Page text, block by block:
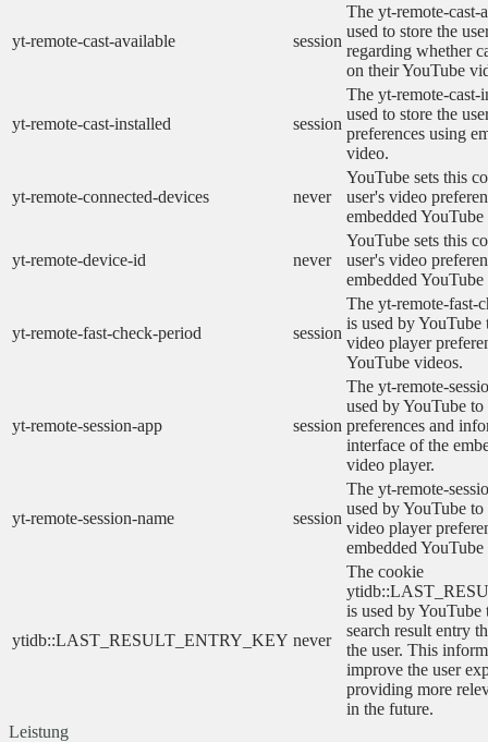
yt-remote-cast-available session
The yt-remote-cast-
used to store the
regarding whether
on their YouTube
yt-remote-cast-installed session
The yt-remote-cast-
used to store the
preferences using
video.
yt-remote-connected-devices never
YouTube sets this
user's video
embedded
yt-remote-device-id never
YouTube sets this
user's video
embedded
yt-remote-fast-check-period session
The yt-remote-fast-
is used by YouTube
video player
YouTube videos.
yt-remote-session-app session
The yt-remote-
used by YouTube to
preferences and
interface of the
video player.
yt-remote-session-name session
The yt-remote-
used by YouTube to
video player
embedded
ytidb::LAST_RESULT_ENTRY_KEY never
The cookie
is used by YouTube
search result entry
the user. This
improve the user
providing more
in the future.
Leistung